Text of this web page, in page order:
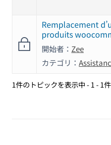
Remplacement
produits
開始者： Zee
カテゴリ：
1件のトピックを表示中 - 1 - 1